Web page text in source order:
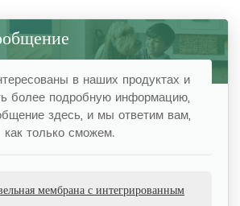
в наших продуктах и
более подробную информацию,
здесь, и мы ответим вам,
как только сможем.
мембрана с интегрированным